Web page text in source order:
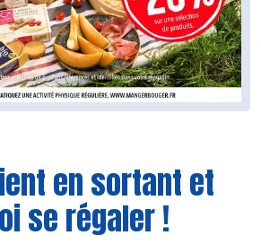
en sortant et
se régaler !